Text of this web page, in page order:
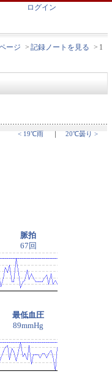
ログイン
ージ > 記録ノートを見る > 1
< 19℃雨 ｜ 20℃曇り >
脈拍
67回
最低血圧
89mmHg